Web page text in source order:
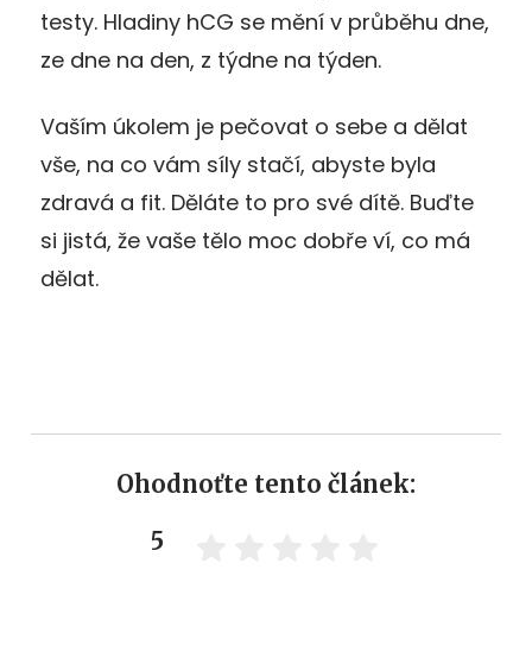
testy. Hladiny hCG se mění v průběhu dne,
ze dne na den, z týdne na týden.
Vaším úkolem je pečovat o sebe a dělat
vše, na co vám síly stačí, abyste byla
zdravá a fit. Děláte to pro své dítě. Buďte
si jistá, že vaše tělo moc dobře ví, co má
dělat.
Ohodnoťte tento článek:
5